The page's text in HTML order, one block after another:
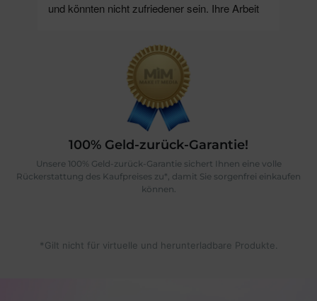
100% Geld-zurück-Garantie!
Unsere 100% Geld-zurück-Garantie sichert Ihnen eine volle
Rückerstattung des Kaufpreises zu*, damit Sie sorgenfrei einkaufen
können.
und könnten nicht zufriedener sein. Ihre Arbeit
Professionalität geprägt. Besonders schätzen
wir ihre freundliche und hilfsbereite Art sowie die
Fähigkeit, stets passende Lösungen zu finden.
Make it Media hat dazu beigetragen, unsere
Social Media Präsenz sowie unser Webdesign
zu optimieren und unsere Ziele zu erreichen.Wir
freuen uns auf eine weiterhin erfolgreiche
Zusammenarbeit und können Make it Media
wärmstens empfehlen!
*Gilt nicht für virtuelle und herunterladbare Produkte.